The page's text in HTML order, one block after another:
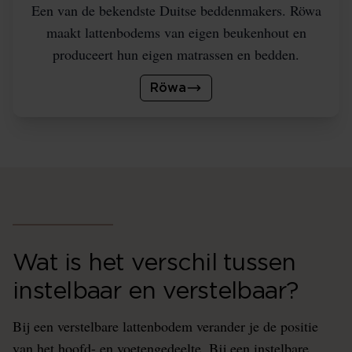
Een van de bekendste Duitse beddenmakers. Röwa
maakt lattenbodems van eigen beukenhout en
produceert hun eigen matrassen en bedden.
Röwa
Wat is het verschil tussen
instelbaar en verstelbaar?
Bij een verstelbare lattenbodem verander je de positie
van het hoofd- en voetengedeelte. Bij een instelbare